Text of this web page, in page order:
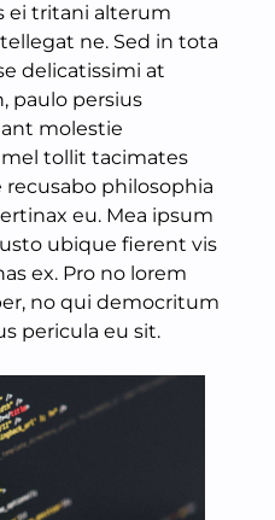
ei tritani alterum
ne. Sed in tota
delicatissimi at
paulo persius
molestie
tollit tacimates
philosophia
eu. Mea ipsum
ubique fierent vis
ex. Pro no lorem
no qui democritum
pericula eu sit.